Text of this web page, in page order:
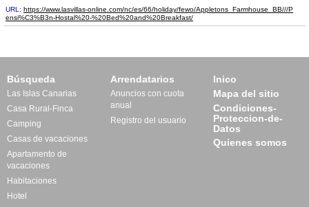
URL: https://www.lasvillas-online.com/nc/es/66/holiday/fewo/Appletons_Farmhouse_BB///P​
ensi%C3%B3n-Hostal%20-%20Bed%20and%20Breakfast/
Búsqueda
Las Islas Canarias
Casa Rural-Finca
Camping
Casas de vacaciones
Apartamento de
vacaciones
Habitaciones
Hotel
Arrendatarios
Anuncios con cuota
anual
Registro del usuario
Inico
Mapa del sitio
Condiciones-
Proteccion-de-
Datos
Quienes somos